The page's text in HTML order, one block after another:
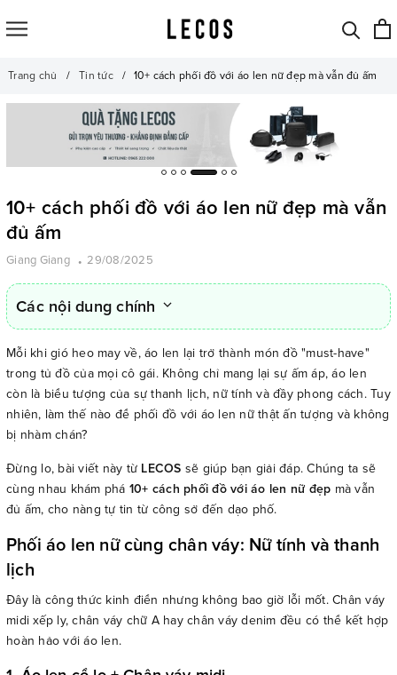
Trang chủ Tin tức 10+ cách phối đồ với áo len nữ đẹp mà vẫn đủ ấm
10+ cách phối đồ với áo len nữ đẹp mà vẫn
đủ ấm
Giang Giang 29/08/2025
Các nội dung chính
Mỗi khi gió heo may về, áo len lại trở thành món đồ "must-have"
trong tủ đồ của mọi cô gái. Không chỉ mang lại sự ấm áp, áo len
còn là biểu tượng của sự thanh lịch, nữ tính và đầy phong cách. Tuy
nhiên, làm thế nào để phối đồ với áo len nữ thật ấn tượng và không
bị nhàm chán?
Đừng lo, bài viết này từ LECOS sẽ giúp bạn giải đáp. Chúng ta sẽ
cùng nhau khám phá 10+ cách phối đồ với áo len nữ đẹp mà vẫn
đủ ấm, cho nàng tự tin từ công sở đến dạo phố.
Phối áo len nữ cùng chân váy: Nữ tính và thanh
lịch
Đây là công thức kinh điển nhưng không bao giờ lỗi mốt. Chân váy
midi xếp ly, chân váy chữ A hay chân váy denim đều có thể kết hợp
hoàn hảo với áo len.